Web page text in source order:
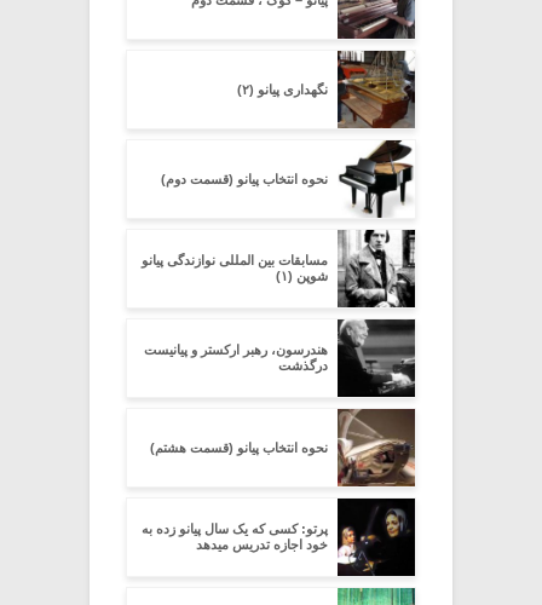
نگهداری پیانو (۲)
نحوه انتخاب پیانو (قسمت دوم)
مسابقات بین المللی نوازندگی پیانو
شوپن (۱)
هندرسون، رهبر ارکستر و پیانیست
درگذشت
نحوه انتخاب پیانو (قسمت هشتم)
پرتو: کسی که یک سال پیانو زده به
خود اجازه تدریس میدهد